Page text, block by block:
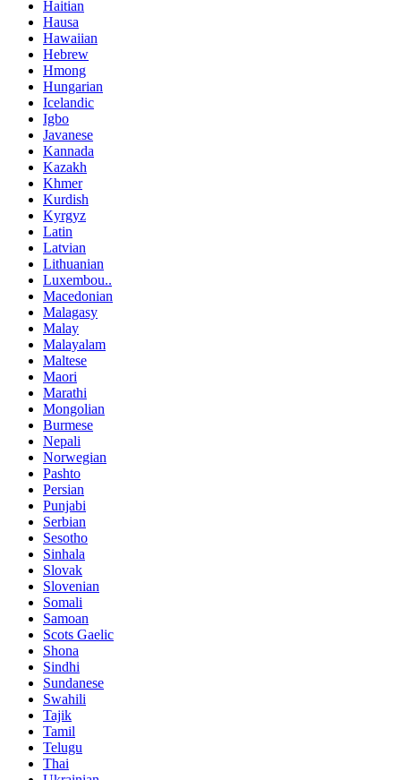
Haitian
Hausa
Hawaiian
Hebrew
Hmong
Hungarian
Icelandic
Igbo
Javanese
Kannada
Kazakh
Khmer
Kurdish
Kyrgyz
Latin
Latvian
Lithuanian
Luxembou..
Macedonian
Malagasy
Malay
Malayalam
Maltese
Maori
Marathi
Mongolian
Burmese
Nepali
Norwegian
Pashto
Persian
Punjabi
Serbian
Sesotho
Sinhala
Slovak
Slovenian
Somali
Samoan
Scots Gaelic
Shona
Sindhi
Sundanese
Swahili
Tajik
Tamil
Telugu
Thai